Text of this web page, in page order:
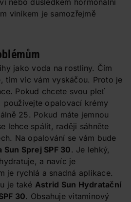
nebo důsledkem hormonální
viníkem je samozřejmě
jako voda na rostliny. Čím
tím víc vám vyskáčou. Proto je
Pokud chcete svou pleť
používejte opalovací krémy
25. Pokud máte jemnou
lehce spálit, raději sáhněte
Na opalování se vám bude
Sun Sprej SPF 30. Je lehký,
a navíc je
je rychlá a snadná aplikace.
je také Astrid Sun Hydratační
30. Obsahuje vitaminový